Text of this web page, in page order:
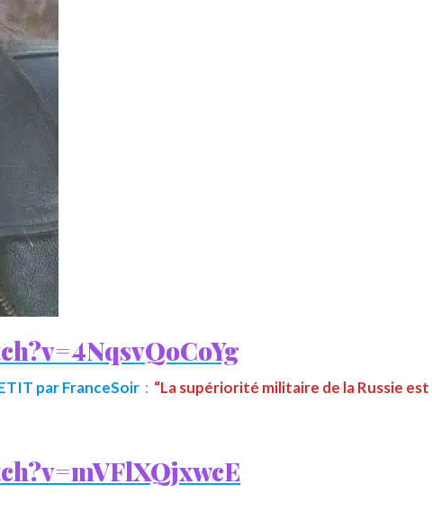
par FranceSoir : “La supériorité militaire de la Russie est